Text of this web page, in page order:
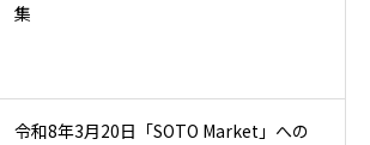
集
令和8年3月20日「SOTO Market」への